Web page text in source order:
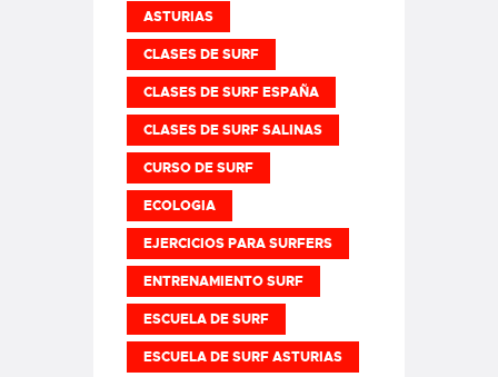
ASTURIAS
CLASES DE SURF
CLASES DE SURF ESPAÑA
CLASES DE SURF SALINAS
CURSO DE SURF
ECOLOGIA
EJERCICIOS PARA SURFERS
ENTRENAMIENTO SURF
ESCUELA DE SURF
ESCUELA DE SURF ASTURIAS